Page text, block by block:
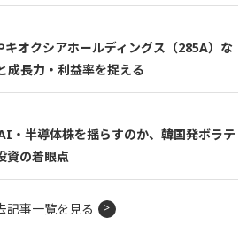
オクシアホールディングス（285A）な
成長力・利益率を捉える
・半導体株を揺らすのか、韓国発ボラテ
資の着眼点
記事一覧を見る